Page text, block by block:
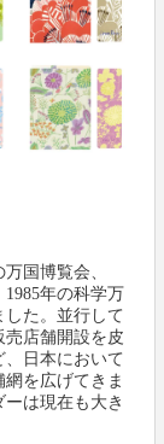
国博覧会、
年の科学万
た。並行して
売店舗開設を皮
日本において
を広げてきま
は現在も大き